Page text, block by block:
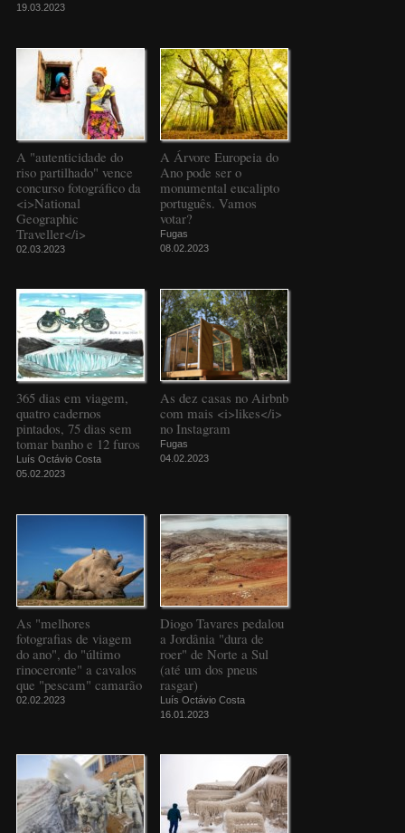
19.03.2023
A "autenticidade do
riso partilhado" vence
concurso fotográfico da
<i>National
Geographic
Traveller</i>
02.03.2023
A Árvore Europeia do
Ano pode ser o
monumental eucalipto
português. Vamos
votar?
Fugas
08.02.2023
365 dias em viagem,
quatro cadernos
pintados, 75 dias sem
tomar banho e 12 furos
Luís Octávio Costa
05.02.2023
As dez casas no Airbnb
com mais <i>likes</i>
no Instagram
Fugas
04.02.2023
As "melhores
fotografias de viagem
do ano", do "último
rinoceronte" a cavalos
que "pescam" camarão
02.02.2023
Diogo Tavares pedalou
a Jordânia "dura de
roer" de Norte a Sul
(até um dos pneus
rasgar)
Luís Octávio Costa
16.01.2023